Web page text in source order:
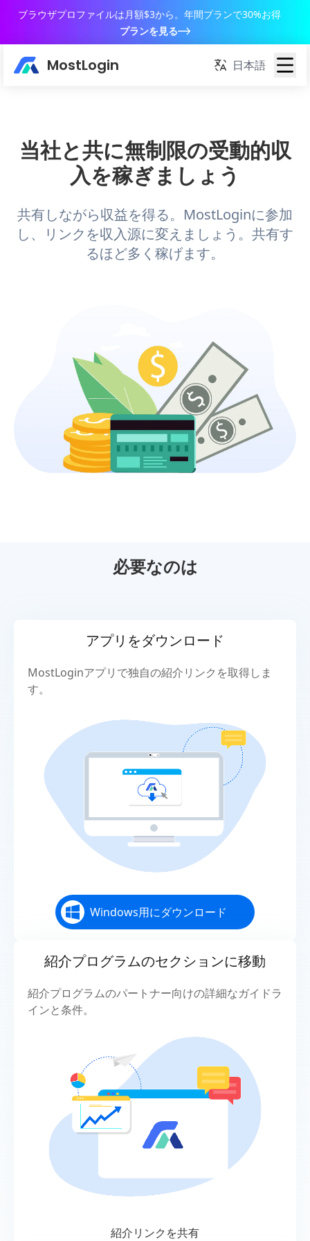
ブラウザプロファイルは月額$3から。年間プランで30%お得
プランを見る
MostLogin 日本語
当社と共に無制限の受動的収
入を稼ぎましょう
共有しながら収益を得る。MostLoginに参加
し、リンクを収入源に変えましょう。共有す
るほど多く稼げます。
必要なのは
アプリをダウンロード
MostLoginアプリで独自の紹介リンクを取得しま
す。
Windows用にダウンロード
紹介プログラムのセクションに移動
紹介プログラムのパートナー向けの詳細なガイドラ
インと条件。
紹介リンクを共有